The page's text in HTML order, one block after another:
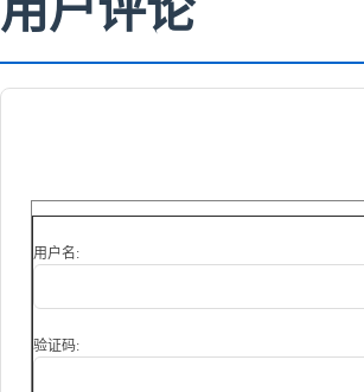
用户名:
验证码: